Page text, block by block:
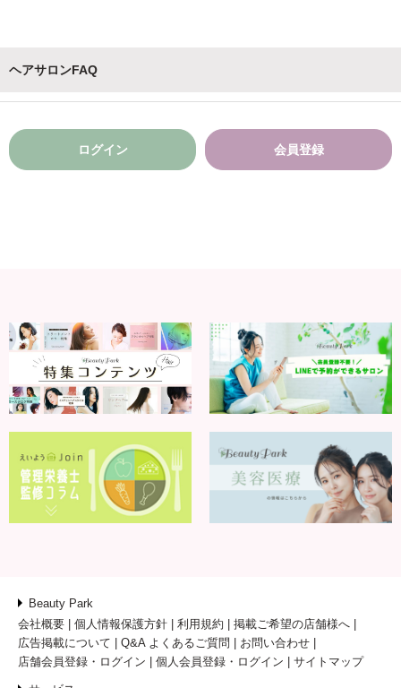
ヘアサロンFAQ
ログイン 会員登録
Beauty Park
会社概要
個人情報保護方針 利用規約
掲載ご希望の店舗様へ
広告掲載について
Q&A よくあるご質問
お問い合わせ
店舗会員登録・ログイン
個人会員登録・ログイン サイトマップ